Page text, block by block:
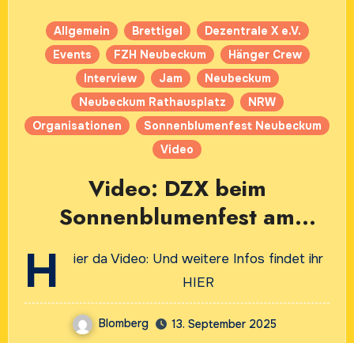
Allgemein Brettigel
Dezentrale X e.V.
Events
FZH Neubeckum
Hänger Crew
Interview
Jam
Neubeckum
Neubeckum Rathausplatz
NRW
Organisationen
Sonnenblumenfest Neubeckum
Video
Video: DZX beim
Sonnenblumenfest am
13.09.2025 in Neubeckum
H
ier da Video: Und weitere Infos findet ihr
HIER
Blomberg 13. September 2025